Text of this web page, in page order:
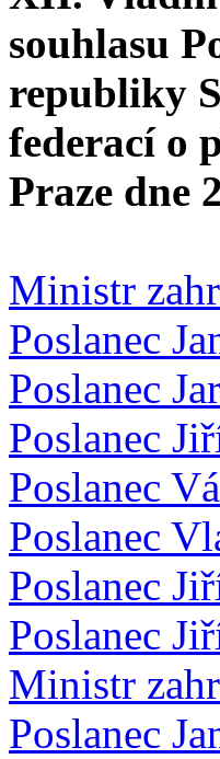
souhlasu
republiky
federací o
Praze dne
Ministr
Poslanec
Poslanec
Poslanec
Poslanec
Poslanec
Poslanec
Poslanec
Ministr
Poslanec